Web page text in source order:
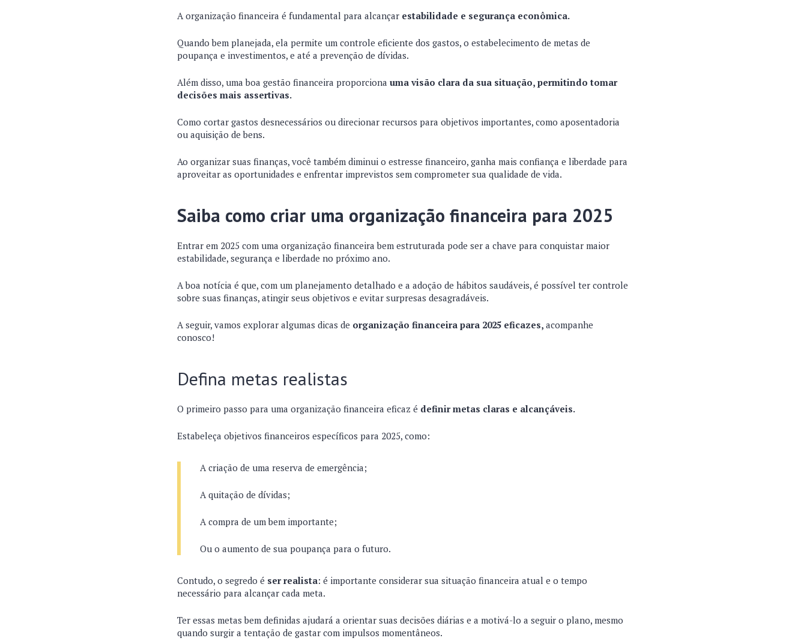
A organização financeira é fundamental para alcançar estabilidade e segurança econômica.
Quando bem planejada, ela permite um controle eficiente dos gastos, o estabelecimento de metas de
poupança e investimentos, e até a prevenção de dívidas.
Além disso, uma boa gestão financeira proporciona uma visão clara da sua situação, permitindo tomar
decisões mais assertivas.
Como cortar gastos desnecessários ou direcionar recursos para objetivos importantes, como aposentadoria
ou aquisição de bens.
Ao organizar suas finanças, você também diminui o estresse financeiro, ganha mais confiança e liberdade para
aproveitar as oportunidades e enfrentar imprevistos sem comprometer sua qualidade de vida.
Saiba como criar uma organização financeira para 2025
Entrar em 2025 com uma organização financeira bem estruturada pode ser a chave para conquistar maior
estabilidade, segurança e liberdade no próximo ano.
A boa notícia é que, com um planejamento detalhado e a adoção de hábitos saudáveis, é possível ter controle
sobre suas finanças, atingir seus objetivos e evitar surpresas desagradáveis.
A seguir, vamos explorar algumas dicas de organização financeira para 2025 eficazes, acompanhe
conosco!
Defina metas realistas
O primeiro passo para uma organização financeira eficaz é definir metas claras e alcançáveis.
Estabeleça objetivos financeiros específicos para 2025, como:
A criação de uma reserva de emergência;
A quitação de dívidas;
A compra de um bem importante;
Ou o aumento de sua poupança para o futuro.
Contudo, o segredo é ser realista: é importante considerar sua situação financeira atual e o tempo
necessário para alcançar cada meta.
Ter essas metas bem definidas ajudará a orientar suas decisões diárias e a motivá-lo a seguir o plano, mesmo
quando surgir a tentação de gastar com impulsos momentâneos.